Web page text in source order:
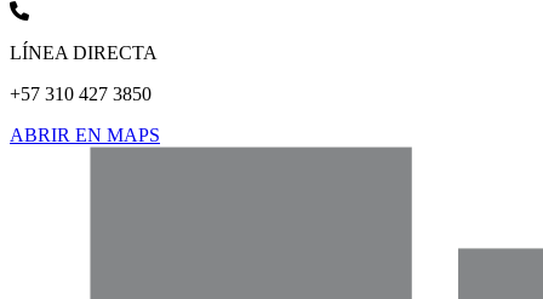
LÍNEA DIRECTA
+57 310 427 3850
ABRIR EN MAPS